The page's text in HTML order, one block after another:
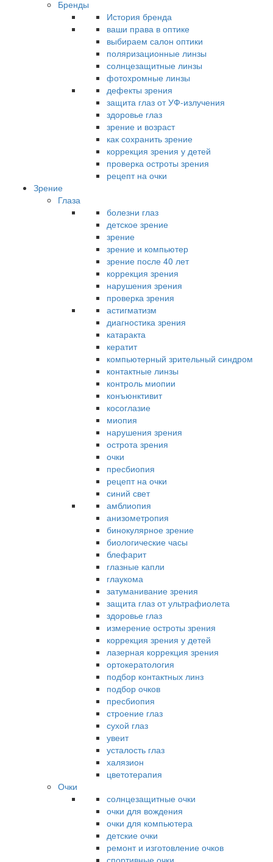
Бренды
История бренда
ваши права в оптике
выбираем салон оптики
поляризационные линзы
солнцезащитные линзы
фотохромные линзы
дефекты зрения
защита глаз от УФ-излучения
здоровье глаз
зрение и возраст
как сохранить зрение
коррекция зрения у детей
проверка остроты зрения
рецепт на очки
Зрение
Глаза
болезни глаз
детское зрение
зрение
зрение и компьютер
зрение после 40 лет
коррекция зрения
нарушения зрения
проверка зрения
астигматизм
диагностика зрения
катаракта
кератит
компьютерный зрительный синдром
контактные линзы
контроль миопии
конъюнктивит
косоглазие
миопия
нарушения зрения
острота зрения
очки
пресбиопия
рецепт на очки
синий свет
амблиопия
анизометропия
бинокулярное зрение
биологические часы
блефарит
глазные капли
глаукома
затуманивание зрения
защита глаз от ультрафиолета
здоровье глаз
измерение остроты зрения
коррекция зрения у детей
лазерная коррекция зрения
ортокератология
подбор контактных линз
подбор очков
пресбиопия
строение глаз
сухой глаз
увеит
усталость глаз
халязион
цветотерапия
Очки
солнцезащитные очки
очки для вождения
очки для компьютера
детские очки
ремонт и изготовление очков